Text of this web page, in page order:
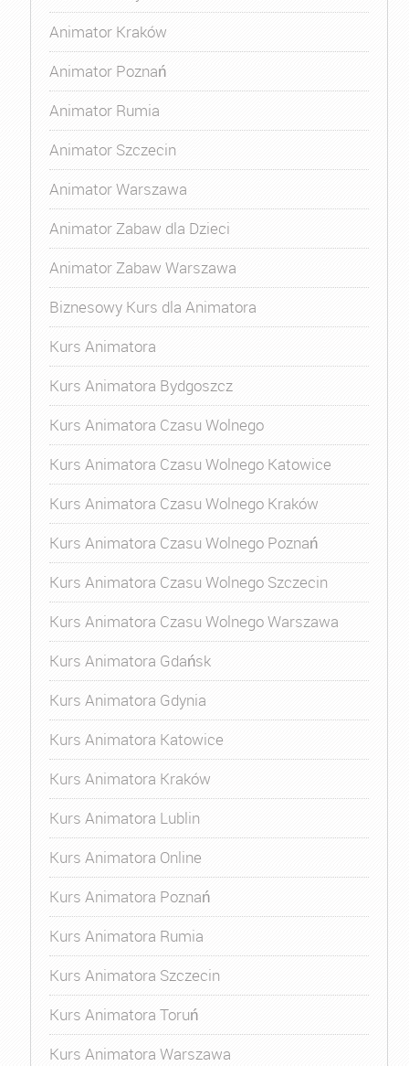
Animator Kraków
Animator Poznań
Animator Rumia
Animator Szczecin
Animator Warszawa
Animator Zabaw dla Dzieci
Animator Zabaw Warszawa
Biznesowy Kurs dla Animatora
Kurs Animatora
Kurs Animatora Bydgoszcz
Kurs Animatora Czasu Wolnego
Kurs Animatora Czasu Wolnego Katowice
Kurs Animatora Czasu Wolnego Kraków
Kurs Animatora Czasu Wolnego Poznań
Kurs Animatora Czasu Wolnego Szczecin
Kurs Animatora Czasu Wolnego Warszawa
Kurs Animatora Gdańsk
Kurs Animatora Gdynia
Kurs Animatora Katowice
Kurs Animatora Kraków
Kurs Animatora Lublin
Kurs Animatora Online
Kurs Animatora Poznań
Kurs Animatora Rumia
Kurs Animatora Szczecin
Kurs Animatora Toruń
Kurs Animatora Warszawa